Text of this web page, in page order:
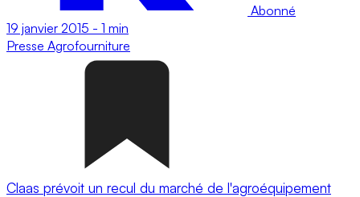
Abonné
19 janvier 2015 - 1 min
Presse Agrofourniture
Claas prévoit un recul du marché de l'agroéquipement